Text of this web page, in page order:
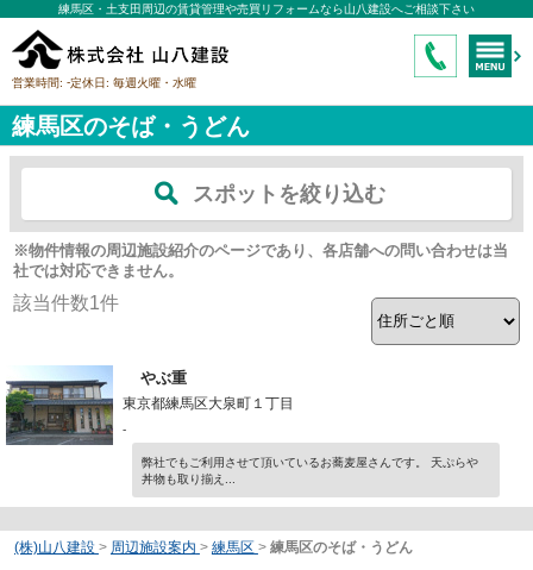
練馬区・土支田周辺の賃貸管理や売買リフォームなら山八建設へご相談下さい
営業時間: -定休日: 毎週火曜・水曜
練馬区のそば・うどん
スポットを絞り込む
※物件情報の周辺施設紹介のページであり、各店舗への問い合わせは当
社では対応できません。
該当件数1件
やぶ重
東京都練馬区大泉町１丁目
-
弊社でもご利用させて頂いているお蕎麦屋さんです。 天ぷらや
丼物も取り揃え...
(株)山八建設 > 周辺施設案内 > 練馬区 > 練馬区のそば・うどん